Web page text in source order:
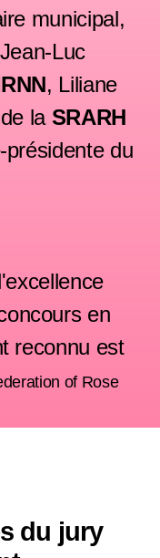
municipal,
Luc
, Liliane
la SRARH
présidente du
en
reconnu est
of Rose
du jury